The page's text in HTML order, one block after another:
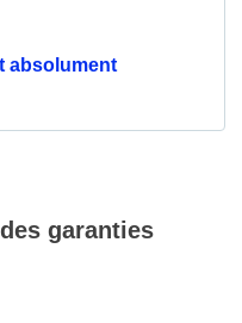
absolument
garanties